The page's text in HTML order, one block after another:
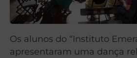
Os alunos do “Instituto
apresentaram uma dança